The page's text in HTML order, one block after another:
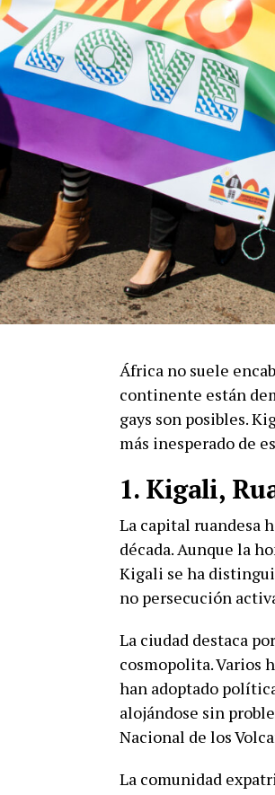
África no suele
continente están
gays son posibles.
más inesperado de
1. Kigali,
La capital ruandesa
década. Aunque la
Kigali se ha
no persecución
La ciudad destaca
cosmopolita. Varios
han adoptado
alojándose sin
Nacional de los
La comunidad